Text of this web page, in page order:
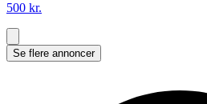
500 kr.
Se flere annoncer